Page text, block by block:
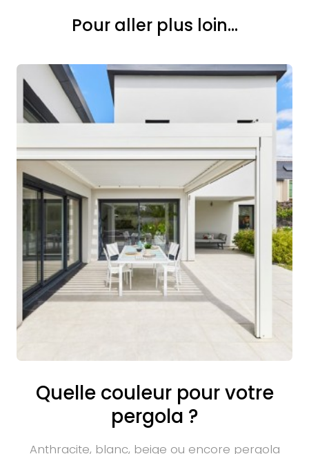
Pour aller plus loin...
Quelle couleur pour votre
pergola ?
Anthracite, blanc, beige ou encore pergola